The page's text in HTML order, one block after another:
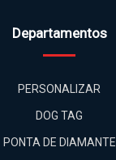
Departamentos
PERSONALIZAR
DOG TAG
PONTA DE DIAMANTE